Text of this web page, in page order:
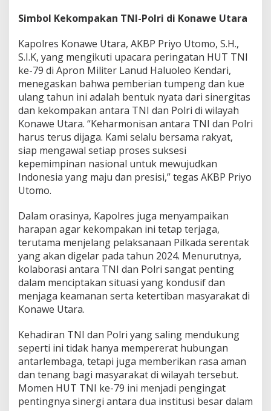
Simbol Kekompakan TNI-Polri di Konawe Utara
Kapolres Konawe Utara, AKBP Priyo Utomo, S.H.,
S.I.K, yang mengikuti upacara peringatan HUT TNI
ke-79 di Apron Militer Lanud Haluoleo Kendari,
menegaskan bahwa pemberian tumpeng dan kue
ulang tahun ini adalah bentuk nyata dari sinergitas
dan kekompakan antara TNI dan Polri di wilayah
Konawe Utara. “Keharmonisan antara TNI dan Polri
harus terus dijaga. Kami selalu bersama rakyat,
siap mengawal setiap proses suksesi
kepemimpinan nasional untuk mewujudkan
Indonesia yang maju dan presisi,” tegas AKBP Priyo
Utomo.
Dalam orasinya, Kapolres juga menyampaikan
harapan agar kekompakan ini tetap terjaga,
terutama menjelang pelaksanaan Pilkada serentak
yang akan digelar pada tahun 2024. Menurutnya,
kolaborasi antara TNI dan Polri sangat penting
dalam menciptakan situasi yang kondusif dan
menjaga keamanan serta ketertiban masyarakat di
Konawe Utara.
Kehadiran TNI dan Polri yang saling mendukung
seperti ini tidak hanya mempererat hubungan
antarlembaga, tetapi juga memberikan rasa aman
dan tenang bagi masyarakat di wilayah tersebut.
Momen HUT TNI ke-79 ini menjadi pengingat
pentingnya sinergi antara dua institusi besar dalam